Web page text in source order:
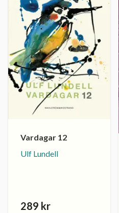
Vardagar 12
Ulf Lundell
289 kr